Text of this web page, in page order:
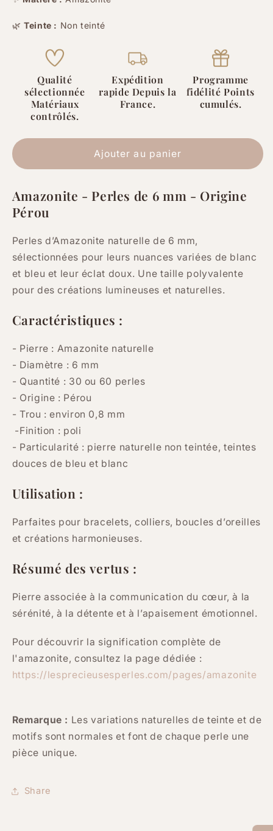
Amazonite
30/60
Perles
Amazonite
30/60
🌿Teinte : Non teinté
Qualité
sélectionnée
Matériaux
contrôlés.
Expédition
rapide Depuis la
France.
Programme
fidélité Points
cumulés.
Ajouter au panier
Amazonite - Perles de 6 mm - Origine
Pérou
Perles d’Amazonite naturelle de 6 mm,
sélectionnées pour leurs nuances variées de blanc
et bleu et leur éclat doux. Une taille polyvalente
pour des créations lumineuses et naturelles.
Caractéristiques :
- Pierre : Amazonite naturelle
- Diamètre : 6 mm
- Quantité : 30 ou 60 perles
- Origine : Pérou
- Trou : environ 0,8 mm
-Finition : poli
- Particularité : pierre naturelle non teintée, teintes
douces de bleu et blanc
Utilisation :
Parfaites pour bracelets, colliers, boucles d’oreilles
et créations harmonieuses.
Résumé des vertus :
Pierre associée à la communication du cœur, à la
sérénité, à la détente et à l’apaisement émotionnel.
Pour découvrir la signification complète de
l'amazonite, consultez la page dédiée :
https://lesprecieusesperles.com/pages/amazonite
Remarque : Les variations naturelles de teinte et de
motifs sont normales et font de chaque perle une
pièce unique.
Share